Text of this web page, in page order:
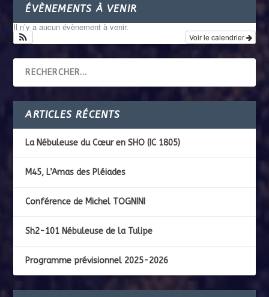
ÉVÈNEMENTS À VENIR
Il n’y a aucun évènement à venir.
Voir le calendrier
ARTICLES RÉCENTS
La Nébuleuse du Cœur en SHO (IC 1805)
M45, L’Amas des Pléiades
Conférence de Michel TOGNINI
Sh2-101 Nébuleuse de la Tulipe
Programme prévisionnel 2025-2026